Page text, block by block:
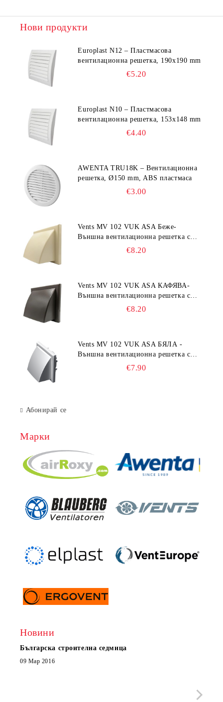
Нови продукти
Europlast N12 – Пластмасова
вентилационна решетка, 190x190 mm
€5.20
Europlast N10 – Пластмасова
вентилационна решетка, 153x148 mm
€4.40
AWENTA TRU18K – Вентилационна
решетка, Ø150 mm, ABS пластмаса
€3.00
Vents MV 102 VUK ASA Беже-
Външна вентилационна решетка с
гравитачна клапа Ø 100, Ø 125,
€8.20
Vents MV 102 VUK ASA КАФЯВА-
Външна вентилационна решетка с
гравитачна клапа Ø 100, Ø 125,
€8.20
Vents MV 102 VUK ASA БЯЛА -
Външна вентилационна решетка с
гравитачна клапа Ø 100, Ø 125,
€7.90
Абонирай се
Марки
Новини
Българска строителна седмица
09 Мар 2016